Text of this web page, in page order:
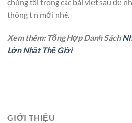
chúng tôi trong các bài viết sau để
thông tin mới nhé.
Xem thêm: Tổng Hợp Danh Sách
Lớn Nhất Thế Giới
GIỚI THIỆU